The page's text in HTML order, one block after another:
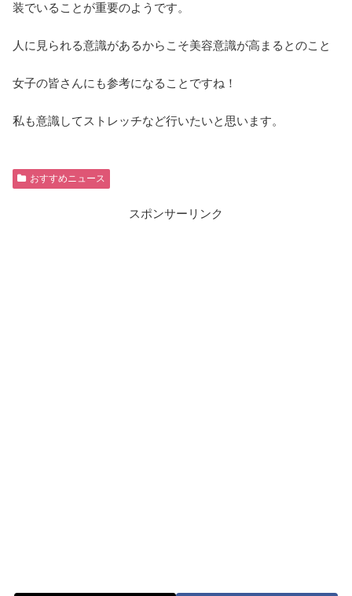
装でいることが重要のようです。
人に見られる意識があるからこそ美容意識が高まるとのこと
女子の皆さんにも参考になることですね！
私も意識してストレッチなど行いたいと思います。
おすすめニュース
スポンサーリンク